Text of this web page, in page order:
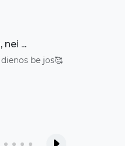
...
be jos🥰